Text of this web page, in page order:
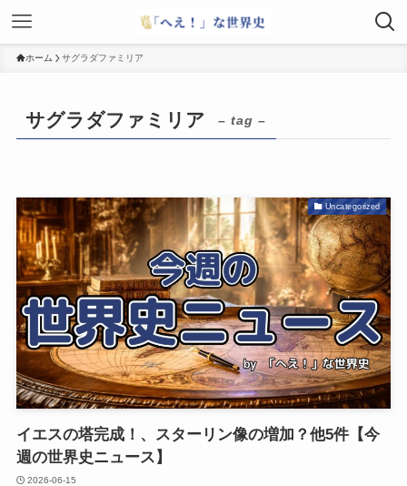
ホーム サグラダファミリア
サグラダファミリア – tag –
Uncategorized
イエスの塔完成！、スターリン像の増加？他5件【今
週の世界史ニュース】
2026-06-15